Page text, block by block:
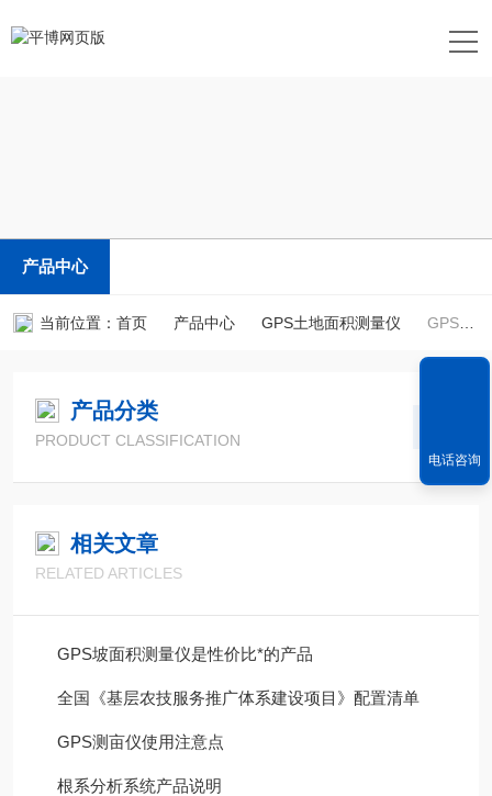
产品中心
当前位置： 首页 产品中心 GPS土地面积测量仪 GPS坡面积测量仪
产品分类
PRODUCT CLASSIFICATION
相关文章
RELATED ARTICLES
GPS坡面积测量仪是性价比*的产品
全国《基层农技服务推广体系建设项目》配置清单
GPS测亩仪使用注意点
根系分析系统产品说明
电话咨询